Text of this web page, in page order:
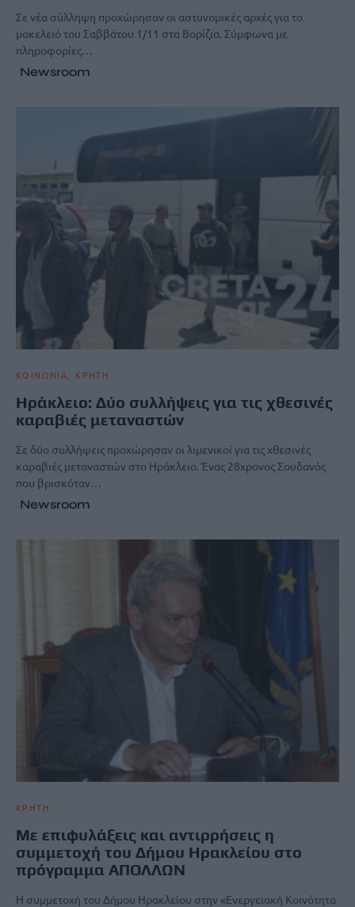
Σε νέα σύλληψη προχώρησαν οι αστυνομικές αρχές για το
μακελειό του Σαββάτου 1/11 στα Βορίζια. Σύμφωνα με
πληροφορίες…
Newsroom
ΚΟΙΝΩΝΙΑ ΚΡΗΤΗ
Hράκλειο: Δύο συλλήψεις για τις χθεσινές
καραβιές μεταναστών
Σε δύο συλλήψεις προχώρησαν οι λιμενικοί για τις χθεσινές
καραβιές μεταναστών στο Ηράκλειο. Ένας 28χρονος Σουδανός
που βρισκόταν…
Newsroom
ΚΡΗΤΗ
Με επιφυλάξεις και αντιρρήσεις η
συμμετοχή του Δήμου Ηρακλείου στο
πρόγραμμα ΑΠΟΛΛΩΝ
Η συμμετοχή του Δήμου Ηρακλείου στην «Ενεργειακή Κοινότητα